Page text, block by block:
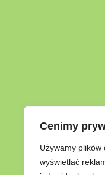
Cenimy
Używamy plików
wyświetlać